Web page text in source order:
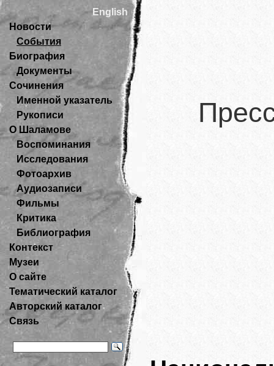
English
Новости
События
Биография
Документы
Сочинения
Именной указатель
Рукописи
О Шаламове
Воспоминания
Исследования
Фотоархив
Аудиозаписи
Фильмы
Критика
Библиография
Контекст
Музеи
О сайте
Тематический каталог
Авторский каталог
Связь